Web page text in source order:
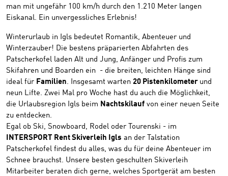
man mit ungefähr 100 km/h durch den 1.210 Meter langen
Eiskanal. Ein unvergessliches Erlebnis!
Winterurlaub in Igls bedeutet Romantik, Abenteuer und
Winterzauber! Die bestens präparierten Abfahrten des
Patscherkofel laden Alt und Jung, Anfänger und Profis zum
Skifahren und Boarden ein - die breiten, leichten Hänge sind
ideal für Familien. Insgesamt warten 20 Pistenkilometer und
neun Lifte. Zwei Mal pro Woche hast du auch die Möglichkeit,
die Urlaubsregion Igls beim Nachtskilauf von einer neuen Seite
zu entdecken.
Egal ob Ski, Snowboard, Rodel oder Tourenski - im
INTERSPORT Rent Skiverleih Igls an der Talstation
Patscherkofel findest du alles, was du für deine Abenteuer im
Schnee brauchst. Unsere besten geschulten Skiverleih
Mitarbeiter beraten dich gerne, welches Sportgerät am besten